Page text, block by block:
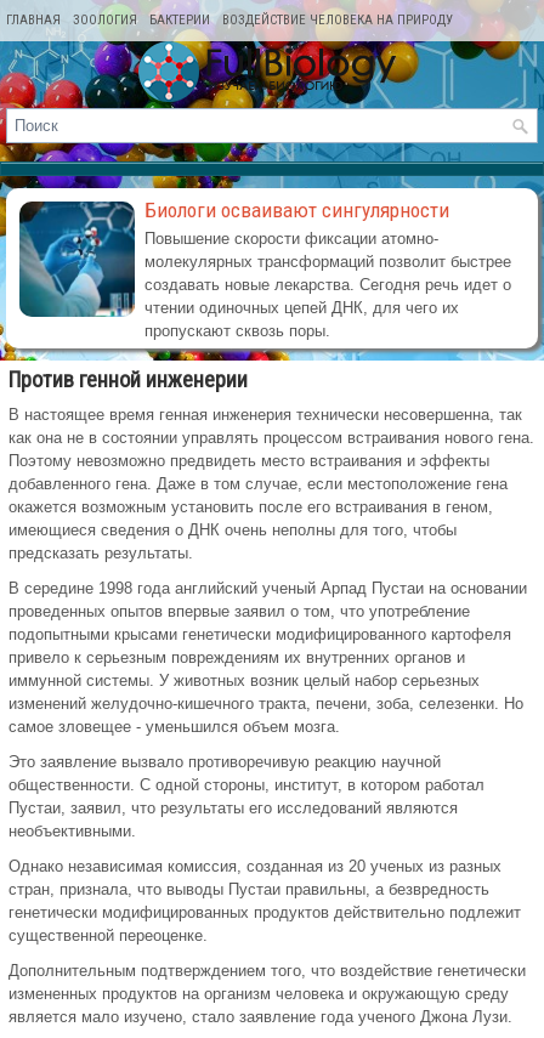
ГЛАВНАЯ ЗООЛОГИЯ БАКТЕРИИ ВОЗДЕЙСТВИЕ ЧЕЛОВЕКА НА ПРИРОДУ
КАРТА САЙТА
Биологи осваивают сингулярности
Повышение скорости фиксации атомно-
молекулярных трансформаций позволит быстрее
создавать новые лекарства. Сегодня речь идет о
чтении одиночных цепей ДНК, для чего их
пропускают сквозь поры.
Против генной инженерии
В настоящее время генная инженерия технически несовершенна, так
как она не в состоянии управлять процессом встраивания нового гена.
Поэтому невозможно предвидеть место встраивания и эффекты
добавленного гена. Даже в том случае, если местоположение гена
окажется возможным установить после его встраивания в геном,
имеющиеся сведения о ДНК очень неполны для того, чтобы
предсказать результаты.
В середине 1998 года английский ученый Арпад Пустаи на основании
проведенных опытов впервые заявил о том, что употребление
подопытными крысами генетически модифицированного картофеля
привело к серьезным повреждениям их внутренних органов и
иммунной системы. У животных возник целый набор серьезных
изменений желудочно-кишечного тракта, печени, зоба, селезенки. Но
самое зловещее - уменьшился объем мозга.
Это заявление вызвало противоречивую реакцию научной
общественности. С одной стороны, институт, в котором работал
Пустаи, заявил, что результаты его исследований являются
необъективными.
Однако независимая комиссия, созданная из 20 ученых из разных
стран, признала, что выводы Пустаи правильны, а безвредность
генетически модифицированных продуктов действительно подлежит
существенной переоценке.
Дополнительным подтверждением того, что воздействие генетически
измененных продуктов на организм человека и окружающую среду
является мало изучено, стало заявление года ученого Джона Лузи.